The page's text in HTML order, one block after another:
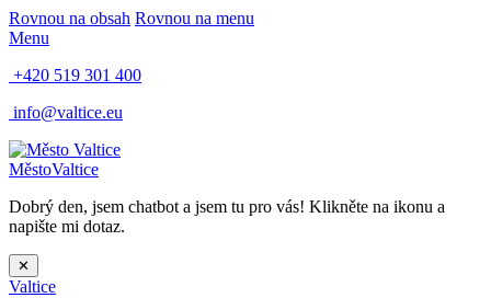
Rovnou na obsah Rovnou na menu
Menu
+420 519 301 400
info@valtice.eu
MěstoValtice
Dobrý den, jsem chatbot a jsem tu pro vás! Klikněte na ikonu a
napište mi dotaz.
✕
Valtice